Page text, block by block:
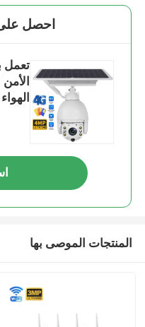
احصل
تعمل
المنتجات الموصى بها